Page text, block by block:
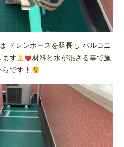
ドレンホースを延長し バルコニ
ます
材料と水が混ざる事で施
です